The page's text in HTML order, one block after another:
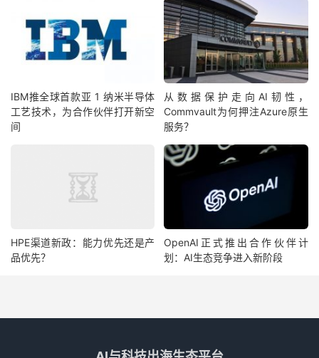
IBM‌推全球首款‌亚 1 纳米半导体
工艺技术，为合作伙伴打开新空
间
从数据保护走向AI韧性，
Commvault为何押注Azure原生
服务？
HPE渠道新政：能力优先还是产
品优先？
OpenAI正式推出合作伙伴计
划：AI生态竞争进入新阶段